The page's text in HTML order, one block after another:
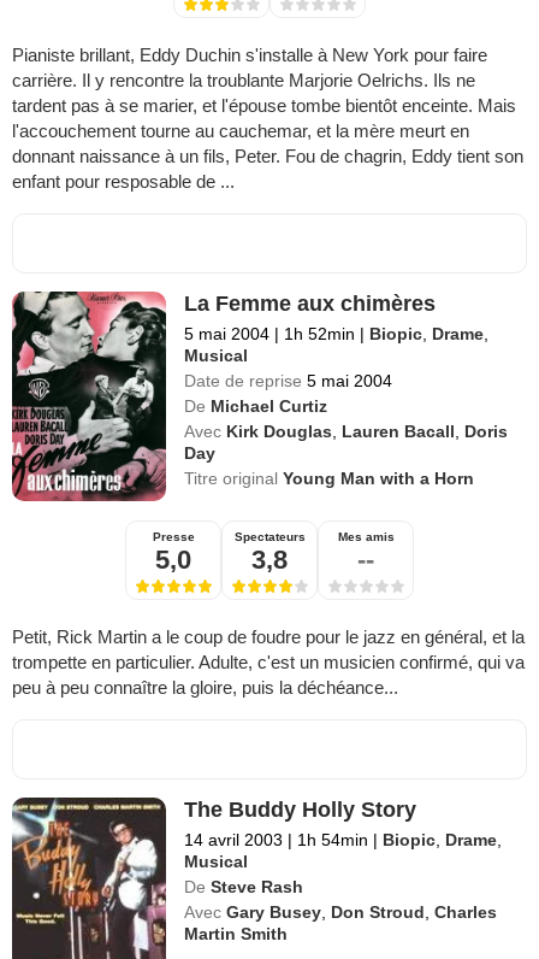
Pianiste brillant, Eddy Duchin s'installe à New York pour faire
carrière. Il y rencontre la troublante Marjorie Oelrichs. Ils ne
tardent pas à se marier, et l'épouse tombe bientôt enceinte. Mais
l'accouchement tourne au cauchemar, et la mère meurt en
donnant naissance à un fils, Peter. Fou de chagrin, Eddy tient son
enfant pour resposable de ...
La Femme aux chimères
5 mai 2004 | 1h 52min | Biopic Drame
Musical
Date de reprise 5 mai 2004
De Michael Curtiz
Avec Kirk Douglas Lauren Bacall
Doris
Day
Titre originalYoung Man with a Horn
Presse
5,0
Spectateurs
3,8
Mes amis
--
Petit, Rick Martin a le coup de foudre pour le jazz en général, et la
trompette en particulier. Adulte, c'est un musicien confirmé, qui va
peu à peu connaître la gloire, puis la déchéance...
The Buddy Holly Story
14 avril 2003 | 1h 54min | Biopic Drame
Musical
De Steve Rash
Avec Gary Busey Don Stroud ,Charles
Martin Smith